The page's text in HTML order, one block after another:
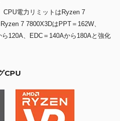
CPU電力リミットはRyzen 7
7 7800X3DはPPT＝162W、
120A、EDC＝140Aから180Aと強化
CPU